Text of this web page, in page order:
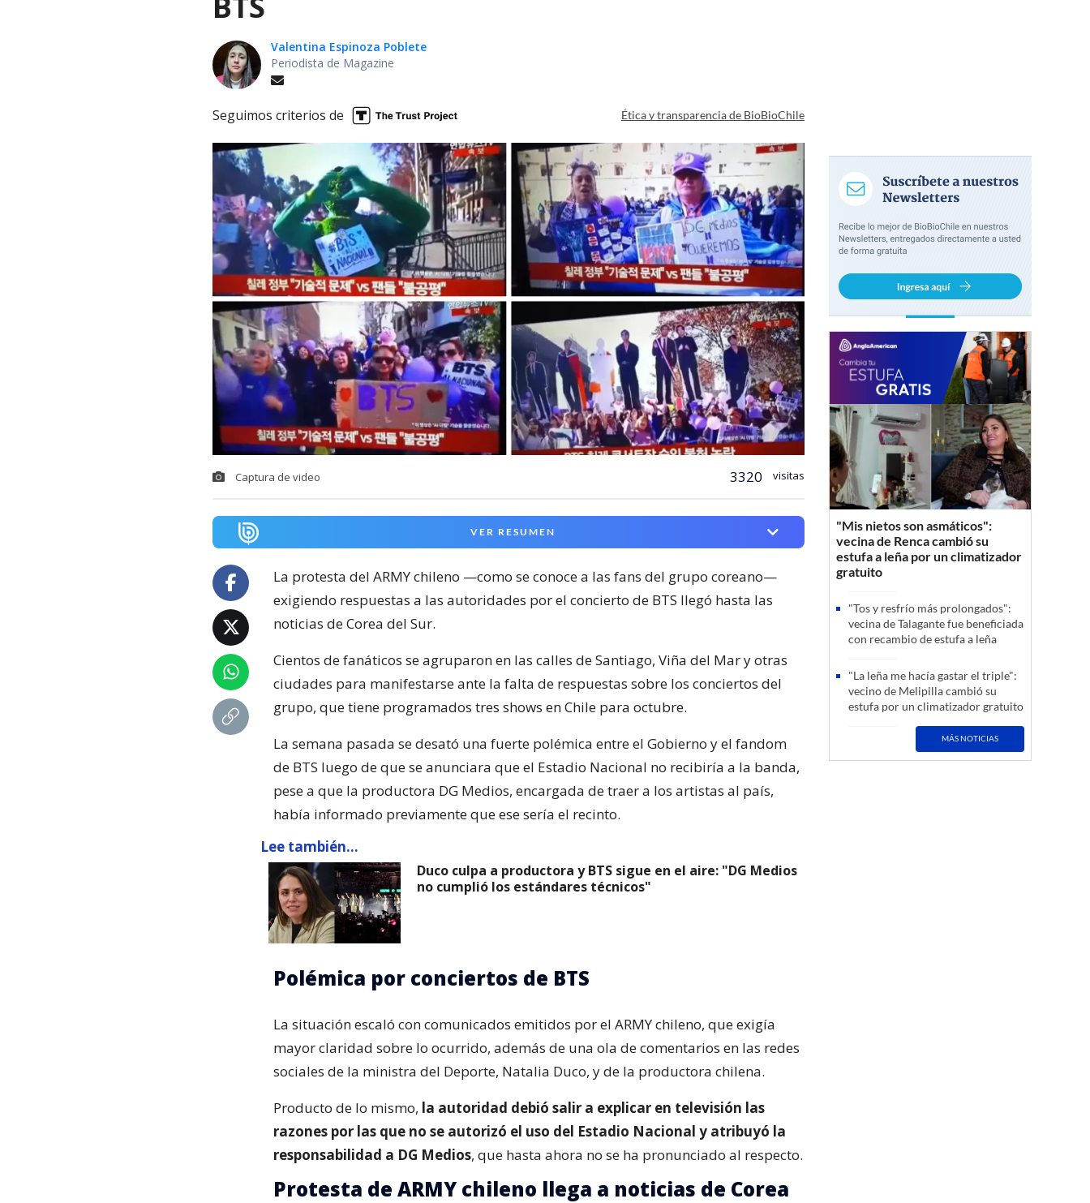
Valentina Espinoza Poblete
Periodista de Magazine
Seguimos criterios de Ética y transparencia de BioBioChile
Captura de video 3320 visitas
VER RESUMEN
La protesta del ARMY chileno —como se conoce a las fans del grupo coreano—
exigiendo respuestas a las autoridades por el concierto de BTS llegó hasta las
noticias de Corea del Sur.
Cientos de fanáticos se agruparon en las calles de Santiago, Viña del Mar y otras
ciudades para manifestarse ante la falta de respuestas sobre los conciertos del
grupo, que tiene programados tres shows en Chile para octubre.
La semana pasada se desató una fuerte polémica entre el Gobierno y el fandom
de BTS luego de que se anunciara que el Estadio Nacional no recibiría a la banda,
pese a que la productora DG Medios, encargada de traer a los artistas al país,
había informado previamente que ese sería el recinto.
Lee también...
Duco culpa a productora y BTS sigue en el aire: "DG Medios
no cumplió los estándares técnicos"
Polémica por conciertos de BTS
La situación escaló con comunicados emitidos por el ARMY chileno, que exigía
mayor claridad sobre lo ocurrido, además de una ola de comentarios en las redes
sociales de la ministra del Deporte, Natalia Duco, y de la productora chilena.
Producto de lo mismo, la autoridad debió salir a explicar en televisión las
razones por las que no se autorizó el uso del Estadio Nacional y atribuyó la
responsabilidad a DG Medios, que hasta ahora no se ha pronunciado al respecto.
Protesta de ARMY chileno llega a noticias de Corea
"Mis nietos son asmáticos":
vecina de Renca cambió su
estufa a leña por un climatizador
gratuito
"Tos y resfrío más prolongados":
vecina de Talagante fue beneficiada
con recambio de estufa a leña
"La leña me hacía gastar el triple":
vecino de Melipilla cambió su
estufa por un climatizador gratuito
MÁS NOTICIAS